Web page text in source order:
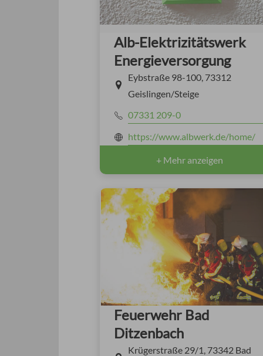
Alb-Elektrizitätswerk
Energieversorgung
Eybstraße 98-100, 73312
Geislingen/Steige
07331 209-0
https://www.albwerk.de/home/
+ Mehr anzeigen
Feuerwehr Bad
Ditzenbach
Krügerstraße 29/1, 73342 Bad